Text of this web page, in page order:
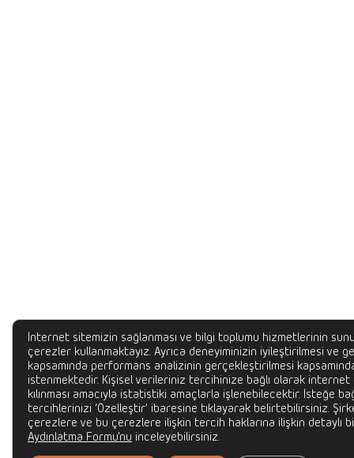
İnternet sitemizin sağlanması ve bilgi toplumu hizmetlerinin
çerezler kullanmaktayız. Ayrıca deneyiminizin iyileştirilmesi ve
kapsamında performans analizinin gerçekleştirilmesi
istenmektedir. Kişisel verileriniz tercihinize bağlı olarak internet
kılınması amacıyla istatistiki amaçlarla işlenebilecektir. İsteğe
tercihlerinizi ‘Özelleştir’ ibaresine tıklayarak belirtebilirsiniz.
çerezlere ve bu çerezlere ilişkin tercih haklarına ilişkin detaylı
Aydınlatma Formu'nu inceleyebilirsiniz.